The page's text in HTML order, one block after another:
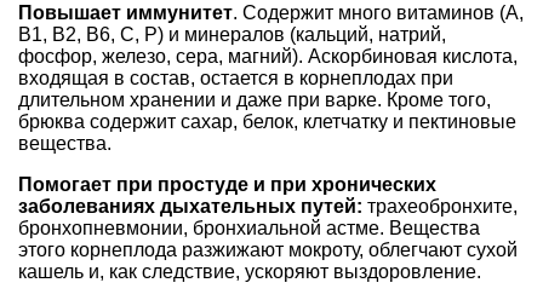
Повышает иммунитет. Содержит много витаминов (А,
В1, В2, В6, С, Р) и минералов (кальций, натрий,
фосфор, железо, сера, магний). Аскорбиновая кислота,
входящая в состав, остается в корнеплодах при
длительном хранении и даже при варке. Кроме того,
брюква содержит сахар, белок, клетчатку и пектиновые
вещества.
Помогает при простуде и при хронических
заболеваниях дыхательных путей: трахеобронхите,
бронхопневмонии, бронхиальной астме. Вещества
этого корнеплода разжижают мокроту, облегчают сухой
кашель и, как следствие, ускоряют выздоровление.